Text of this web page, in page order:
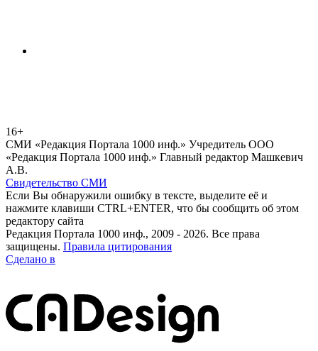
16+
СМИ «Редакция Портала 1000 инф.» Учредитель ООО
«Редакция Портала 1000 инф.» Главный редактор Машкевич
А.В.
Свидетельство СМИ
Если Вы обнаружили ошибку в тексте, выделите её и
нажмите клавиши CTRL+ENTER, что бы сообщить об этом
редактору сайта
Редакция Портала 1000 инф., 2009 - 2026. Все права
защищены. Правила цитирования
Сделано в